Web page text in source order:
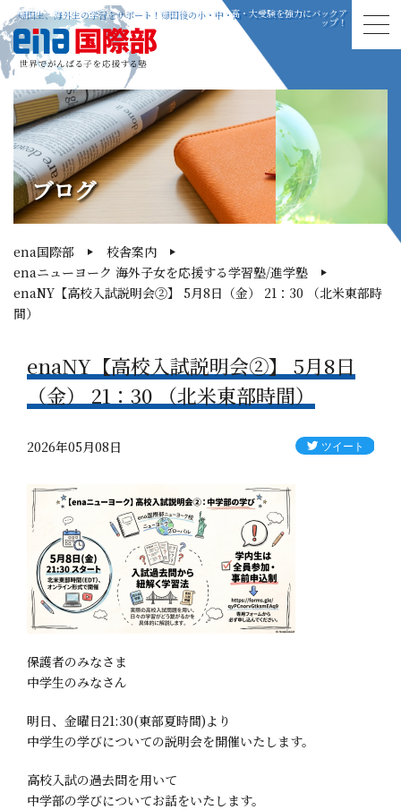
帰国生、海外生の学習をサポート！帰国後の小・中・高・大受験を強力にバックア
ップ！
ブログ
ena国際部
校舎案内
enaニューヨーク 海外子女を応援する学習塾/進学塾
enaNY【高校入試説明会②】 5月8日（金） 21：30 （北米東部時
間）
enaNY【高校入試説明会②】 5月8日
（金） 21：30 （北米東部時間）
2026年05月08日
保護者のみなさま
中学生のみなさん
明日、金曜日21:30(東部夏時間)より
中学生の学びについての説明会を開催いたします。
高校入試の過去問を用いて
中学部の学びについてお話をいたします。